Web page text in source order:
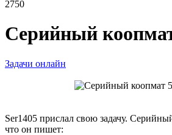
2750
Серийный
Задачи онлайн
Ser1405 прислал свою задачу.
что он пишет: